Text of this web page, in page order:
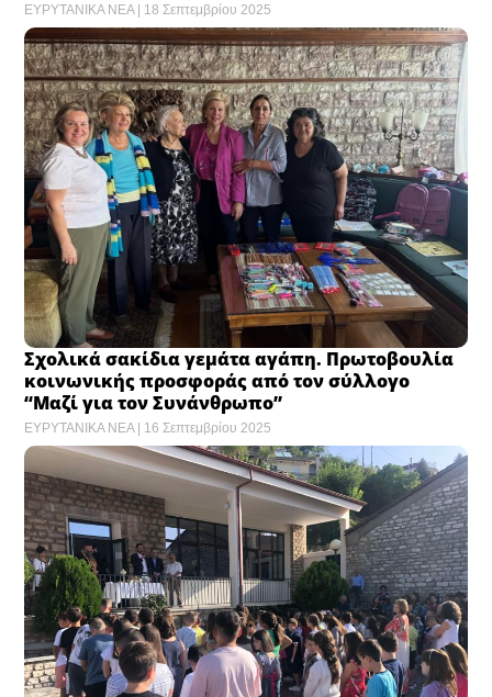
ΕΥΡΥΤΑΝΙΚΑ ΝΕΑ 18 Σεπτεμβρίου 2025
Σχολικά σακίδια γεμάτα αγάπη. Πρωτοβουλία
κοινωνικής προσφοράς από τον σύλλογο
“Μαζί για τον Συνάνθρωπο”
ΕΥΡΥΤΑΝΙΚΑ ΝΕΑ 16 Σεπτεμβρίου 2025